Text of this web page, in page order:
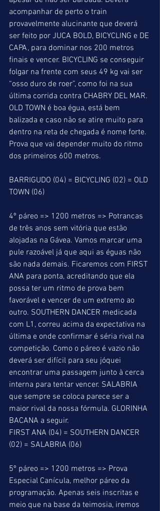
acompanhar de perto o train
provavelmente alucinante que deverá
ser feito por JUCA BOLD, BICYCLING e DE
CAPA, para dominar nos 200 metros
finais e vencer. BICYCLING se conseguir
folgar na frente com seus 49 kg vai ser
“osso duro de roer”, como foi na sua
última corrida contra CHABRY DEL MAR.
OLD TOWN é boa égua, está bem
balizada e caso não se atire muito para
dentro na reta de chegada é nome forte.
Prova que vai depender muito do ritmo
dos primeiros 600 metros.
BARRIGUDO (04) = BICYCLING (02) = OLD
TOWN (06)
4º páreo => 1200 metros => Potrancas
de três anos sem vitória que estão
alojadas na Gávea. Vamos marcar uma
pule razoável já que aqui as éguas não
são nada demais. Ficaremos com FIRST
ANA para ponta, acreditando que ela
possa ter um ritmo de prova bem
favorável e vencer de um extremo ao
outro. SOUTHERN DANCER medicada
com L1, correu acima da expectativa na
última e onde confirmar é séria rival na
competição. Como o páreo é vazio não
deverá ser difícil para seu jóquei
encontrar uma passagem junto à cerca
interna para tentar vencer. SALABRIA
que sempre se coloca parece ser a
maior rival da nossa fórmula. GLORINHA
BACANA a seguir.
FIRST ANA (04) = SOUTHERN DANCER
(02) = SALABRIA (06)
5º páreo => 1200 metros => Prova
Especial Canícula, melhor páreo da
programação. Apenas seis inscritas e
meio que na base da teimosia, iremos